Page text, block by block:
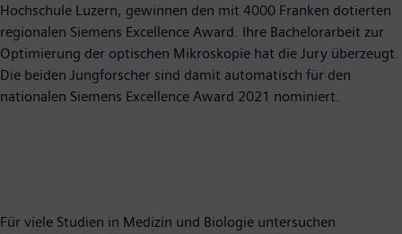
Hochschule Luzern, gewinnen den mit 4000 Franken dotierten
regionalen Siemens Excellence Award. Ihre Bachelorarbeit zur
Optimierung der optischen Mikroskopie hat die Jury überzeugt.
Die beiden Jungforscher sind damit automatisch für den
nationalen Siemens Excellence Award 2021 nominiert.
Für viele Studien in Medizin und Biologie untersuchen